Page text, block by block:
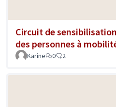
Circuit de
des personnes à
Karine 0 2